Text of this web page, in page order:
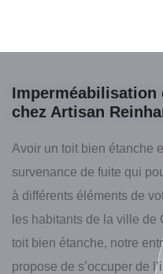
Imperméabilisation
chez Artisan
Avoir un toit bien étanche
survenance de fuite qui
à différents éléments de
les habitants de la ville
toit bien étanche, notre
propose de s’occuper de